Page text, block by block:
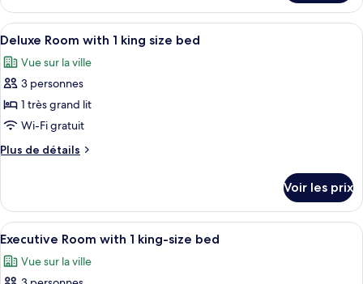
le
type
de
Chambre
Afficher
toutes
les
photos
pour
ce
type
de
Deluxe
Room
with
1
king
Une chambre d’hôtel moderne
4
Deluxe Room with 1 king size bed
Vue sur la ville
3 personnes
1 très grand lit
Wi-Fi gratuit
Plus de détails
Plus
le
type
de
Deluxe
Room
Voir les prix
Afficher
toutes
les
Une chambre d’hôtel moderne
5
Executive Room with 1 king-size bed
Vue sur la ville